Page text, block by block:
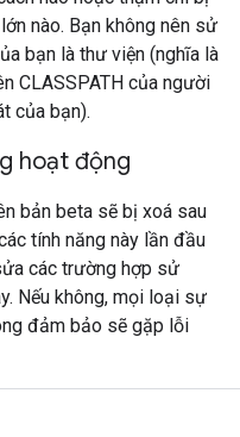
nào. Bạn không nên sử
bạn là thư viện (nghĩa là
CLASSPATH của người
của bạn).
hoạt động
bản beta sẽ bị xoá sau
tính năng này lần đầu
các trường hợp sử
Nếu không, mọi loại sự
đảm bảo sẽ gặp lỗi